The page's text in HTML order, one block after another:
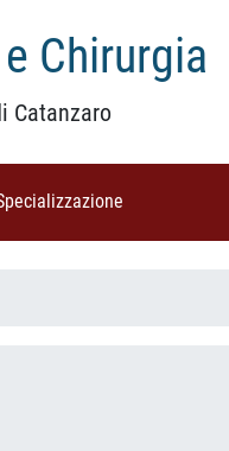
Chirurgia
Catanzaro